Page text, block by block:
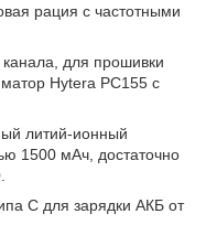
рация с частотными
для прошивки
Hytera PC155 с
литий-ионный
1500 мАч, достаточно
C для зарядки АКБ от